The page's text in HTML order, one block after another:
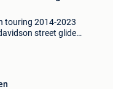
touring 2014-2023
street glide